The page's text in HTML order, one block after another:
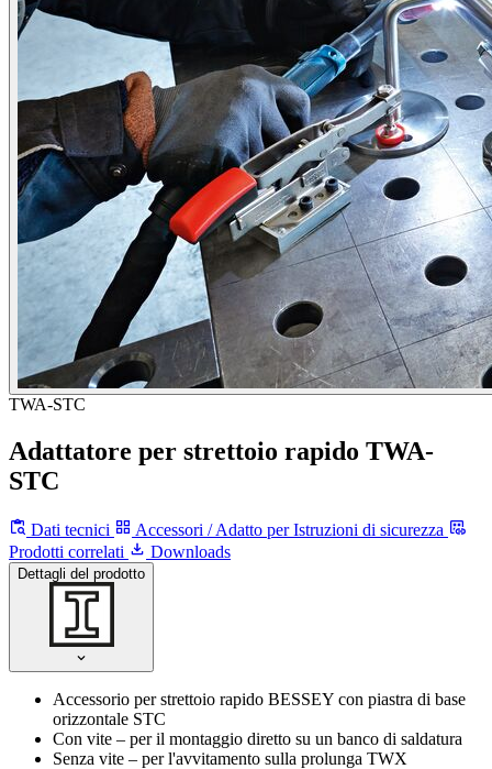
TWA-STC
Adattatore per strettoio rapido TWA-
STC
Dati tecnici Accessori / Adatto per Istruzioni di sicurezza
Prodotti correlati
Downloads
Dettagli del prodotto
Accessorio per strettoio rapido BESSEY con piastra di base
orizzontale STC
Con vite – per il montaggio diretto su un banco di saldatura
Senza vite – per l'avvitamento sulla prolunga TWX